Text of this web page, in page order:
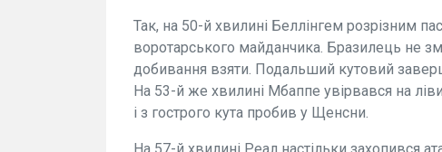
Так, на 50-й хвилині Беллінгем розрізним
воротарського майданчика. Бразилець не
добивання взяти. Подальший кутовий
На 53-й же хвилині Мбаппе увірвався на
і з гострого кута пробив у Щенсни.